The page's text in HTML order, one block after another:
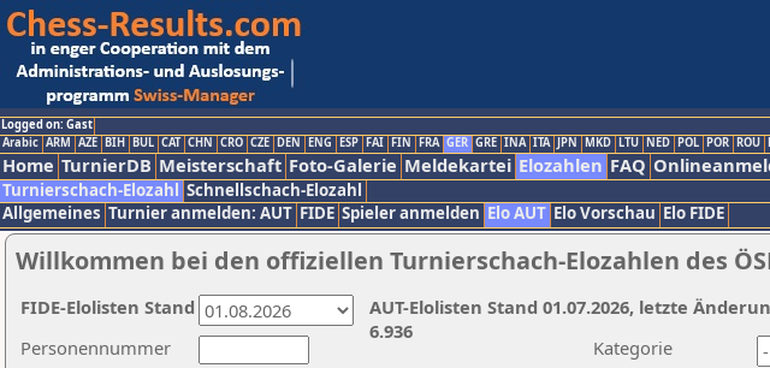
Logged on: Gast
Arabic ARM AZE BIH BUL CAT CHN CRO CZE DEN ENG ESP FAI FIN FRA GER GRE INA ITA JPN MKD LTU NED POL POR ROU
Home TurnierDB Meisterschaft Foto-Galerie Meldekartei Elozahlen FAQ
Turnierschach-Elozahl Schnellschach-Elozahl
Allgemeines Turnier anmelden: AUT FIDE Spieler anmelden Elo AUT Elo Vorschau Elo FIDE
Willkommen bei den offiziellen Turnierschach-Elozahlen des
Kategorie
Personennummer
AUT-Elolisten Stand 01.07.2026, letzte
6.936
FIDE-Elolisten Stand